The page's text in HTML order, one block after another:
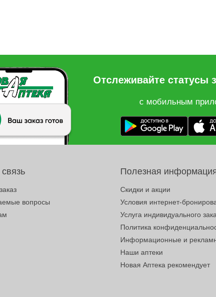
Отслеживайте статусы
с мобильным
вопросы
Полезная
Скидки и акции
Условия интернет-
Услуга индивидуального
Политика
Информационные и
Наши аптеки
Новая Аптека рекомендует